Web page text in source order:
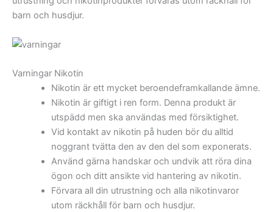
barn och husdjur.
Varningar Nikotin
Nikotin är ett mycket beroendeframkallande ämne.
Nikotin är giftigt i ren form. Denna produkt är
utspädd men ska användas med försiktighet.
Vid kontakt av nikotin på huden bör du alltid
noggrant tvätta den av den del som exponerats.
Använd gärna handskar och undvik att röra dina
ögon och ditt ansikte vid hantering av nikotin.
Förvara all din utrustning och alla nikotinvaror
utom räckhåll för barn och husdjur.